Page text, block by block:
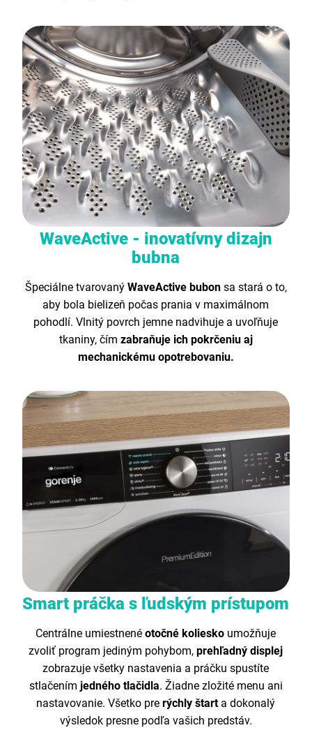
WaveActive - inovatívny dizajn
bubna
Špeciálne tvarovaný WaveActive bubon sa stará o to,
aby bola bielizeň počas prania v maximálnom
pohodlí. Vlnitý povrch jemne nadvihuje a uvoľňuje
tkaniny, čím zabraňuje ich pokrčeniu aj
mechanickému opotrebovaniu.
Smart práčka s ľudským prístupom
Centrálne umiestnenéotočné koliesko umožňuje
zvoliť program jediným pohybom,prehľadný displej
zobrazuje všetky nastavenia a práčku spustíte
stlačením jedného tlačidla. Žiadne zložité menu ani
nastavovanie. Všetko prerýchly štarta dokonalý
výsledok presne podľa vašich predstáv.